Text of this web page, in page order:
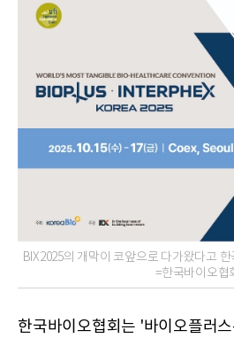
BIX2025의 개막이 코앞으로 다가왔다고
=한국바이오협
한국바이오협회는 '바이오플러